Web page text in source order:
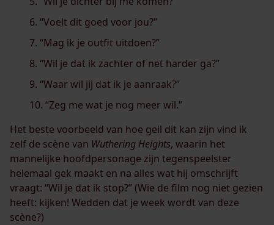
“Voelt dit goed voor jou?”
“Mag ik je outfit uitdoen?”
“Wil je dat ik zachter of net harder ga?”
“Waar wil jij dat ik je aanraak?”
“Zeg me wat je nog meer wil.”
Het beste voorbeeld van hoe geil dit kan zijn vind ik
zelf de scène van Wuthering Heights, waarin het
mannelijke hoofdpersonage zijn tegenspeelster
helemaal gek maakt en na alles wat hij omschrijft
vraagt: “Wil je dat ik stop?” (Wie de film nog niet gezien
heeft: kijken! Wedden dat je week wordt van deze
scène?)